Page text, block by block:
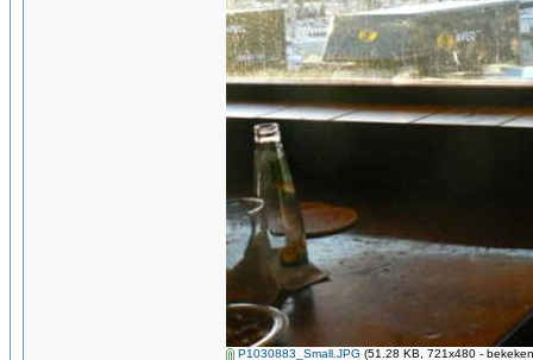
P1030883_Small.JPG (51.28 KB, 721x480 -